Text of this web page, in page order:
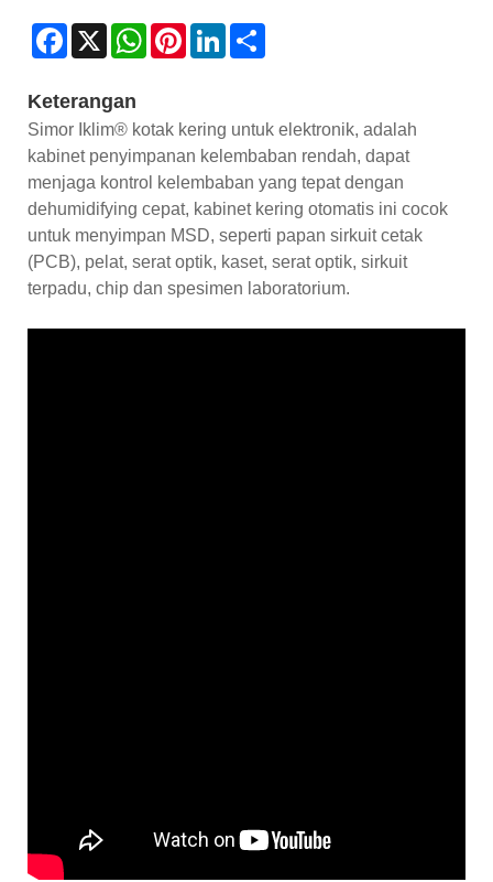
Facebook
X WhatsAppPinterestLinkedIn
Keterangan
Simor Iklim® kotak kering untuk elektronik, adalah
kabinet penyimpanan kelembaban rendah, dapat
menjaga kontrol kelembaban yang tepat dengan
dehumidifying cepat, kabinet kering otomatis ini cocok
untuk menyimpan MSD, seperti papan sirkuit cetak
(PCB), pelat, serat optik, kaset, serat optik, sirkuit
terpadu, chip dan spesimen laboratorium.